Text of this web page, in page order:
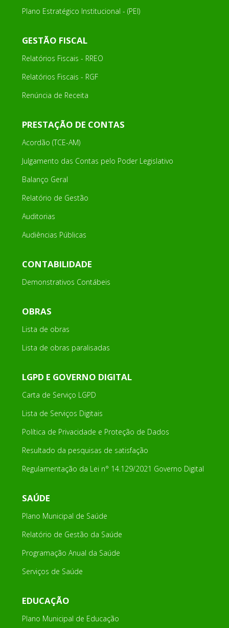
Plano Estratégico Institucional - (PEI)
GESTÃO FISCAL
Relatórios Fiscais - RREO
Relatórios Fiscais - RGF
Renúncia de Receita
PRESTAÇÃO DE CONTAS
Acordão (TCE-AM)
Julgamento das Contas pelo Poder Legislativo
Balanço Geral
Relatório de Gestão
Auditorias
Audiências Públicas
CONTABILIDADE
Demonstrativos Contábeis
OBRAS
Lista de obras
Lista de obras paralisadas
LGPD E GOVERNO DIGITAL
Carta de Serviço LGPD
Lista de Serviços Digitais
Política de Privacidade e Proteção de Dados
Resultado da pesquisas de satisfação
Regulamentação da Lei n° 14.129/2021 Governo Digital
SAÚDE
Plano Municipal de Saúde
Relatório de Gestão da Saúde
Programação Anual da Saúde
Serviços de Saúde
EDUCAÇÃO
Plano Municipal de Educação